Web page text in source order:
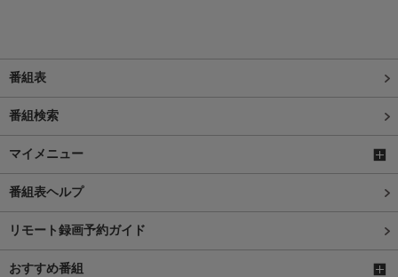
番組表
番組検索
マイメニュー
番組表ヘルプ
リモート録画予約ガイド
おすすめ番組